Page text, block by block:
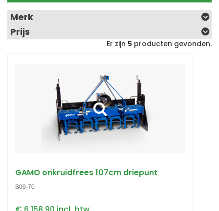
Merk
Prijs
Er zijn 5 producten gevonden.
GAMO onkruidfrees 107cm driepunt
B09-70